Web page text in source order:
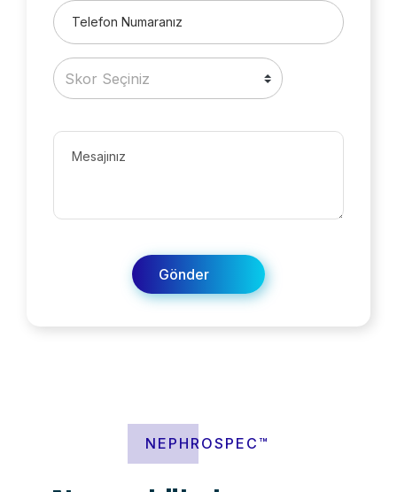
NEPHROSPEC™